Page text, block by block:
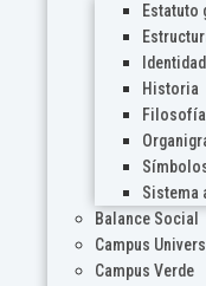
Estatuto
Historia
Sistema
Balance Social
Campus
Campus Verde